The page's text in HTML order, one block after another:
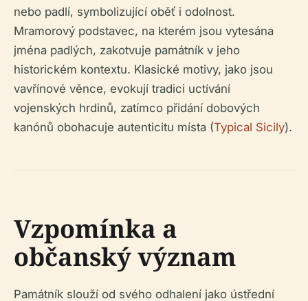
nebo padlí, symbolizující oběť i odolnost.
Mramorový podstavec, na kterém jsou vytesána
jména padlých, zakotvuje památník v jeho
historickém kontextu. Klasické motivy, jako jsou
vavřínové věnce, evokují tradici uctívání
vojenských hrdinů, zatímco přidání dobových
kanónů obohacuje autenticitu místa (Typical Sicily).
Vzpomínka a
občanský význam
Památník slouží od svého odhalení jako ústřední